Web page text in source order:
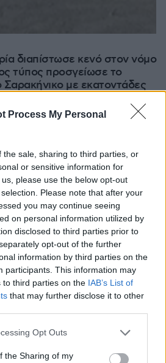
Process My Personal
the sale, sharing to third parties, or
or sensitive information for
please use the below opt-out
Please note that after your
you may continue seeing
on personal information utilized by
disclosed to third parties prior to
opt-out of the further
information by third parties on the
participants. This information may
to third parties on the IAB’s List of
that may further disclose it to other
app uses one or more Google
usage behaviour. You may click to
Opt Outs
the Sharing of my
διαπίστωσε κενό στον νόμο
τύπος προσγείωσε το
Σαρακήνικο με εκατοντάδες